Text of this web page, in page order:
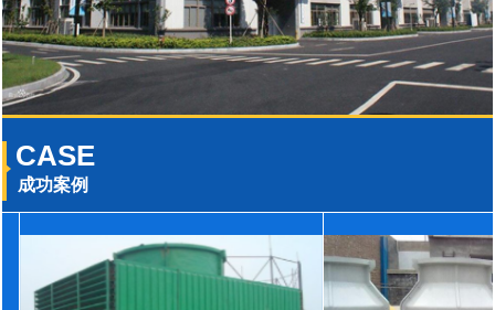
CASE
成功案例